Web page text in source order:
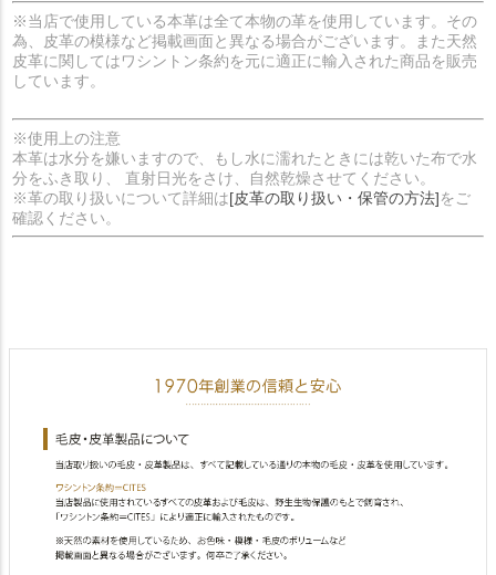
※当店で使用している本革は全て本物の革を使用しています。その
為、皮革の模様など掲載画面と異なる場合がございます。また天然
皮革に関してはワシントン条約を元に適正に輸入された商品を販売
しています。
※使用上の注意
本革は水分を嫌いますので、もし水に濡れたときには乾いた布で水
分をふき取り、 直射日光をさけ、自然乾燥させてください。
※革の取り扱いについて詳細は[皮革の取り扱い・保管の方法]をご
確認ください。